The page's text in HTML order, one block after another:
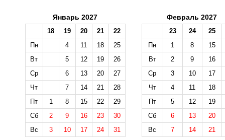
Январь 2027
18 19 20 21
22
Пн
4 11 18
25
Вт
5 12 19
26
Ср
6 13 20
27
Чт
7 14 21
28
Пт
1 8 15 22
29
Сб
2 9 16 23
30
Вс
3 10 17 24 31
Февраль 2027
23 24
25
Пн
1 8
15
Вт
2 9
16
Ср
3 10
17
Чт
4 11
18
Пт
5 12
19
Сб
6 13
20
Вс
7 14 21